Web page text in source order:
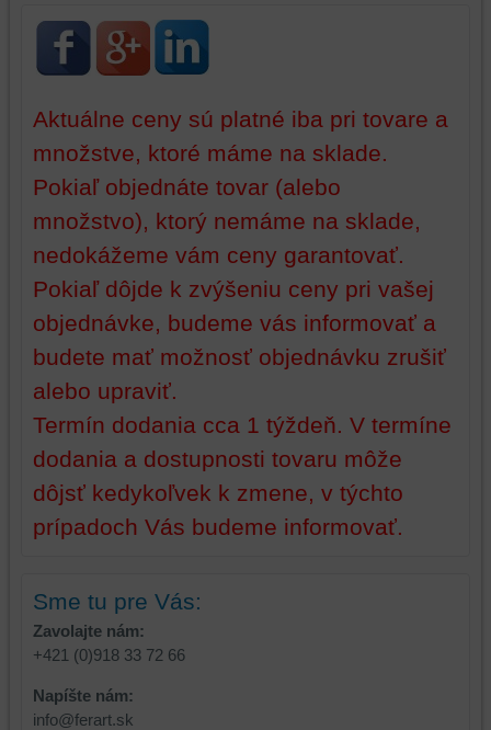
Aktuálne ceny sú platné iba pri tovare a
množstve, ktoré máme na sklade.
Pokiaľ objednáte tovar (alebo
množstvo), ktorý nemáme na sklade,
nedokážeme vám ceny garantovať.
Pokiaľ dôjde k zvýšeniu ceny pri vašej
objednávke, budeme vás informovať a
budete mať možnosť objednávku zrušiť
alebo upraviť.
Termín dodania cca 1 týždeň. V termíne
dodania a dostupnosti tovaru môže
dôjsť kedykoľvek k zmene, v týchto
prípadoch Vás budeme informovať.
Sme tu pre Vás:
Zavolajte nám:
+421 (0)918 33 72 66
Napíšte nám:
info@ferart.sk
relácie
a
dosiahnutie
funkčnosti
platformy,
zážitku
z
prehliadania
zabezpečenia.
doplnkové
funkcie,
ktoré
váš
zážitok
z
prehliadania,
ukladať
z
vašich
bez
toho,
aby
mali
používateľský
alebo
bez
skripty
a/alebo
zdroje
strán,
widgety